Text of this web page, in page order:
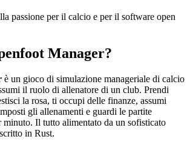
passione per il calcio e per il software open
Manager?
è un gioco di simulazione manageriale di calcio
il ruolo di allenatore di un club. Prendi
la rosa, ti occupi delle finanze, assumi
gli allenamenti e guardi le partite
minuto. Il tutto alimentato da un sofisticato
in Rust.